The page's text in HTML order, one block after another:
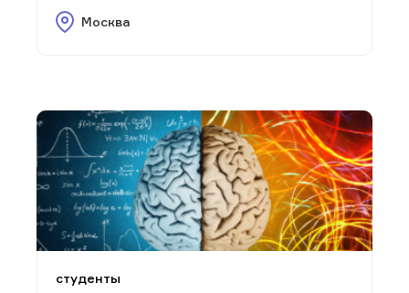
Москва
студенты